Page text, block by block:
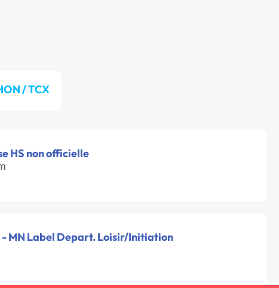
/ TCX
HS non officielle
MN Label Depart. Loisir/Initiation